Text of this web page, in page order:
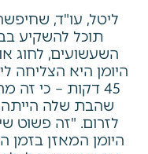
ליטל, עו"ד,
תוכל להשקיע
השעשועים, לחוג
היומן היא הצליחה
45 דקות – כי
שהבת שלה הייתה
לזרום. "זה פשוט
היומן המאזן בזמן